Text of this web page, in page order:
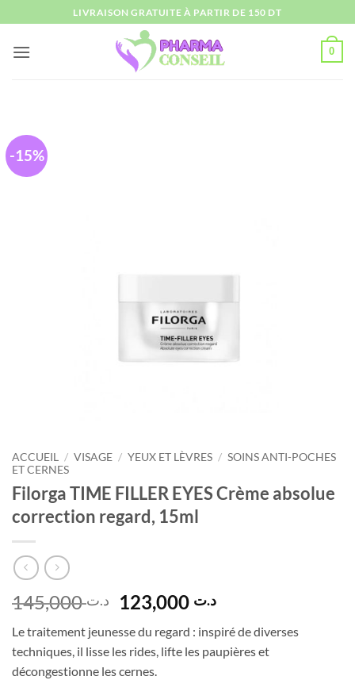
au
contenu
LIVRAISON GRATUITE À PARTIR DE 150 DT
0
-15%
ACCUEIL / VISAGE / YEUX ET LÈVRES / SOINS ANTI-POCHES
ET CERNES
Filorga TIME FILLER EYES Crème absolue
correction regard, 15ml
د.ت145,000
Le
prix
initial
était :
د.تLe
actuel
est :
Le traitement jeunesse du regard : inspiré de diverses
techniques, il lisse les rides, lifte les paupières et
décongestionne les cernes.